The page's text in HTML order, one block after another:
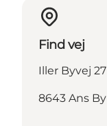
Find vej
Iller Byvej 27
8643 Ans By